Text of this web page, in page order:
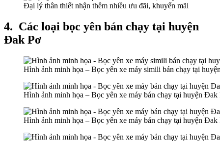
Đại lý thân thiết nhận thêm nhiều ưu đãi, khuyến mãi
4. Các loại bọc yên bán chạy tại huyện
Đak Pơ
Hình ảnh minh họa – Bọc yên xe máy simili bán chạy tại
Hình ảnh minh họa – Bọc yên xe máy bán chạy tại huyện Đak
Hình ảnh minh họa – Bọc yên xe máy bán chạy tại huyện Đak